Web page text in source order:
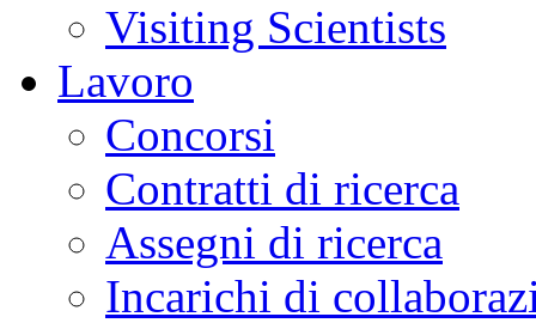
Visiting Scientists
Lavoro
Concorsi
Contratti di ricerca
Assegni di ricerca
Incarichi di